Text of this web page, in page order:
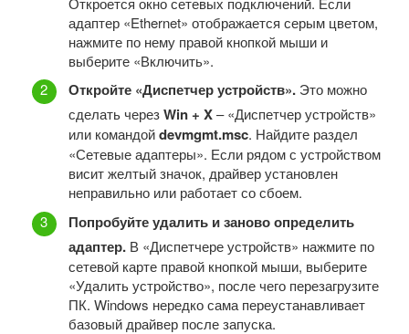
адаптер «Ethernet» отображается серым цветом,
нажмите по нему правой кнопкой мыши и
выберите «Включить».
Откройте «Диспетчер устройств». Это можно
сделать черезWin + X– «Диспетчер устройств»
или командойdevmgmt.msc. Найдите раздел
«Сетевые адаптеры». Если рядом с устройством
висит желтый значок, драйвер установлен
неправильно или работает со сбоем.
Попробуйте удалить и заново определить
адаптер. В «Диспетчере устройств» нажмите по
сетевой карте правой кнопкой мыши, выберите
«Удалить устройство», после чего перезагрузите
ПК. Windows нередко сама переустанавливает
базовый драйвер после запуска.